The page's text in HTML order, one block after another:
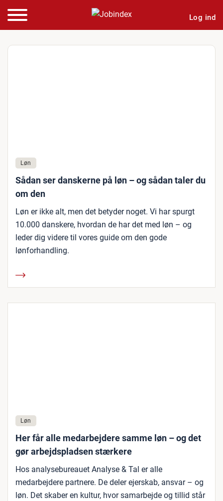
Log ind
Løn
Sådan ser danskerne på løn – og sådan taler du
om den
Løn er ikke alt, men det betyder noget. Vi har spurgt
10.000 danskere, hvordan de har det med løn – og
leder dig videre til vores guide om den gode
lønforhandling.
Løn
Her får alle medarbejdere samme løn – og det
gør arbejdspladsen stærkere
Hos analysebureauet Analyse & Tal er alle
medarbejdere partnere. De deler ejerskab, ansvar – og
løn. Det skaber en kultur, hvor samarbejde og tillid står